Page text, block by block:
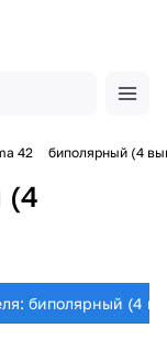
42 биполярный (4
(4
биполярный (4